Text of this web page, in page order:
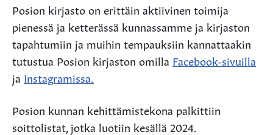
Posion kirjasto on erittäin aktiivinen toimija
pienessä ja ketterässä kunnassamme ja kirjaston
tapahtumiin ja muihin tempauksiin kannattaakin
tutustua Posion kirjaston omilla Facebook-sivuilla
ja Instagramissa.
Posion kunnan kehittämistekona palkittiin
soittolistat, jotka luotiin kesällä 2024.